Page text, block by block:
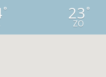
° 23°
ZO